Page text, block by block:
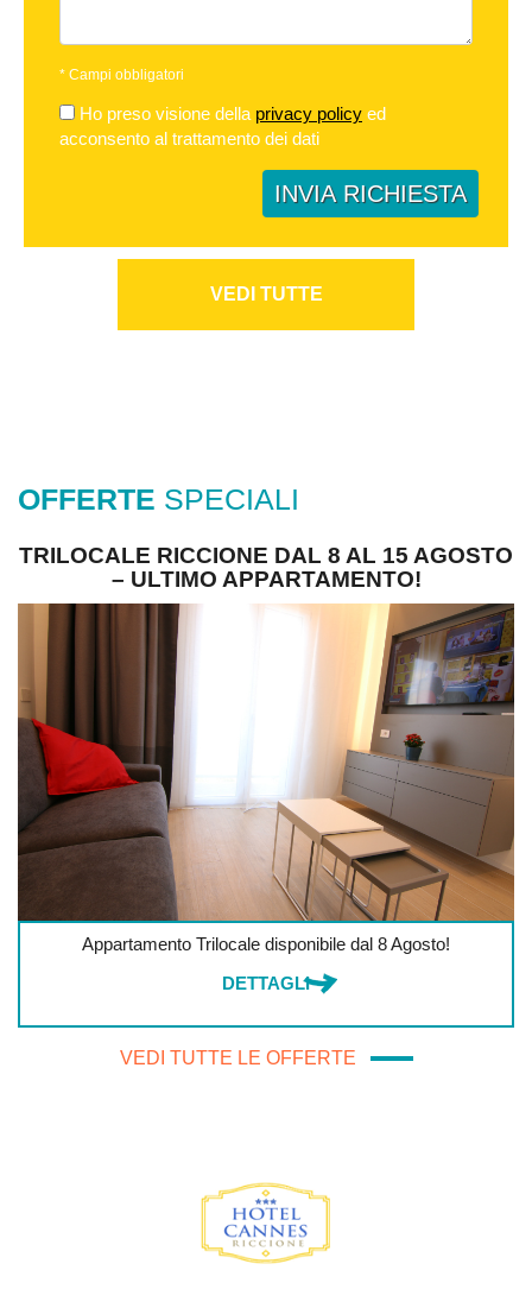
* Campi obbligatori
Ho preso visione della privacy policy ed
acconsento al trattamento dei dati
INVIA RICHIESTA
VEDI TUTTE
OFFERTE SPECIALI
DAL 8 AL 15 AGOSTO
disponibile dal 8 Agosto!
Offerta
VEDI TUTTE LE OFFERTE